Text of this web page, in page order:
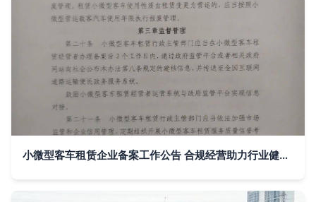
小微型客车租赁企业备案工作公告 合规经营助力行业健康发展